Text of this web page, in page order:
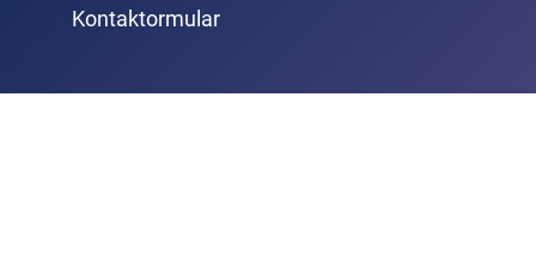
Kontaktormular